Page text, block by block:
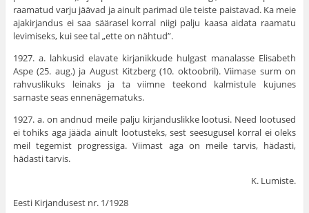
raamatud varju jäävad ja ainult parimad üle teiste paistavad. Ka meie
ajakirjandus ei saa säärasel korral niigi palju kaasa aidata raamatu
levimiseks, kui see tal „ette on nähtud”.
1927. a. lahkusid elavate kirjanikkude hulgast mana­lasse Elisabeth
Aspe (25. aug.) ja August Kitzberg (10. oktoobril). Viimase surm on
rahvuslikuks leinaks ja ta viimne teekond kalmistule kujunes
sarnaste seas enne­nägematuks.
1927. a. on andnud meile palju kirjanduslikke lootusi. Need lootused
ei tohiks aga jääda ainult lootusteks, sest seesugusel korral ei oleks
meil tegemist progressiga. Viimast aga on meile tarvis, hädasti,
hädasti tarvis.
K. Lumiste.
Eesti Kirjandusest nr. 1/1928